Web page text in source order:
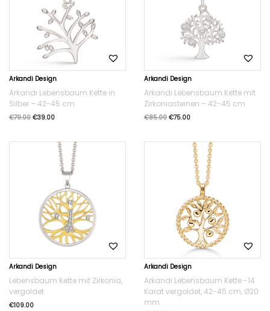
Arkandi Design
Arkandi Lebensbaum Kette in
Silber – 42-45 cm
€79.00 €39.00
Arkandi Design
Arkandi Lebensbaum Kette mit
Zirkoniasteinen – 42-45 cm
€85.00 €75.00
Arkandi Design
Lebensbaum Kette mit Zirkonia,
vergoldet
€109.00
Arkandi Design
Arkandi Lebensbaum Kette -14
Karat vergoldet, 42-45 cm, Ø20
mm